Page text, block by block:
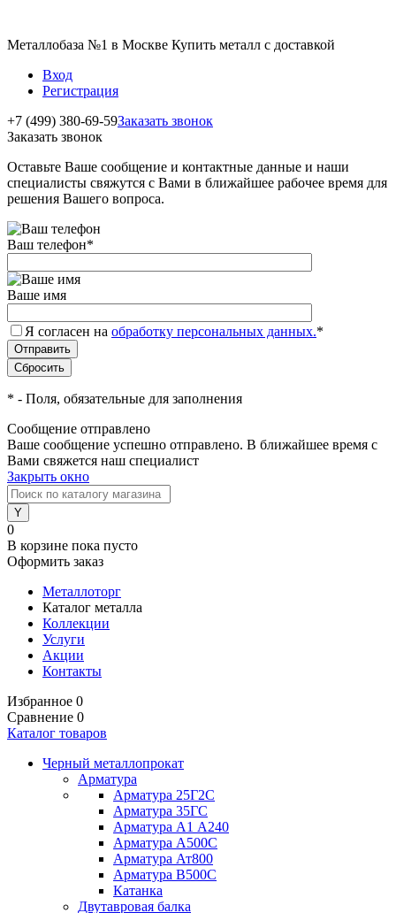
Металлобаза №1 в Москве Купить металл с доставкой
Вход
Регистрация
+7 (499) 380-69-59Заказать звонок
Заказать звонок
Оставьте Ваше сообщение и контактные данные и наши
специалисты свяжутся с Вами в ближайшее рабочее время для
решения Вашего вопроса.
Ваш телефон*
Ваше имя
Я согласен на обработку персональных данных.*
* - Поля, обязательные для заполнения
Сообщение отправлено
Ваше сообщение успешно отправлено. В ближайшее время с
Вами свяжется наш специалист
Закрыть окно
0
В корзине пока пусто
Оформить заказ
Металлоторг
Каталог металла
Коллекции
Услуги
Акции
Контакты
Избранное 0
Сравнение 0
Каталог товаров
Черный металлопрокат
Арматура
Арматура 25Г2С
Арматура 35ГС
Арматура А1 А240
Арматура А500С
Арматура Ат800
Арматура В500С
Катанка
Двутавровая балка